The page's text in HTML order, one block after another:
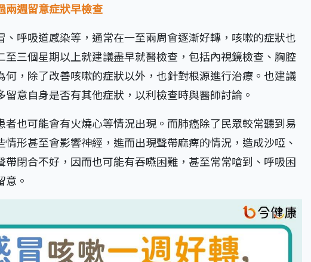
兩週留意症狀早檢查
呼吸道感染等，通常在一至兩周會逐漸好轉，咳嗽的症狀也
至三個星期以上就建議盡早就醫檢查，包括內視鏡檢查、胸腔
何，除了改善咳嗽的症狀以外，也針對根源進行治療。也建議
意自身是否有其他症狀，以利檢查時與醫師討論。
也可能會有火燒心等情況出現。而肺癌除了民眾較常聽到易
形甚至會影響神經，進而出現聲帶麻痺的情況，造成沙啞、
閉合不好，因而也可能有吞嚥困難，甚至常常嗆到、呼吸困
。